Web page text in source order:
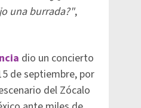
una burrada?",
dio un concierto
de septiembre, por
del Zócalo